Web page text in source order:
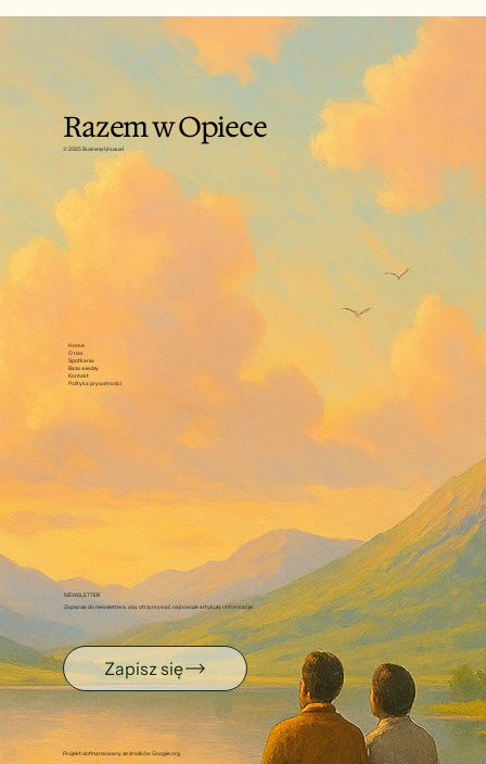
Razem w Opiece
© 2025 Business Unusual
Home
O nas
Spotkania
Baza wiedzy
Kontakt
Polityka prywatności
NEWSLETTER
Zapisz się do newslettera, aby otrzymywać najnowsze artykuły i informacje.
Zapisz się
Projekt dofinansowany ze środków Google.org